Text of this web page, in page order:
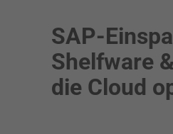
SAP-
Shelfware
die Cloud